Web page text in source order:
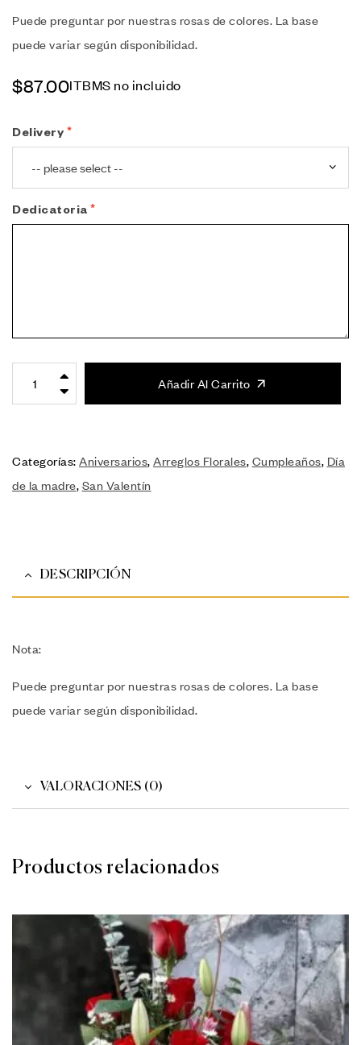
Puede preguntar por nuestras rosas de colores. La base
puede variar según disponibilidad.
$87.00ITBMS no incluido
Delivery
Dedicatoria
Añadir Al Carrito
Categorías: Aniversarios, Arreglos Florales, Cumpleaños, Día
de la madre, San Valentín
DESCRIPCIÓN
Nota:
Puede preguntar por nuestras rosas de colores. La base
puede variar según disponibilidad.
VALORACIONES (0)
Productos relacionados